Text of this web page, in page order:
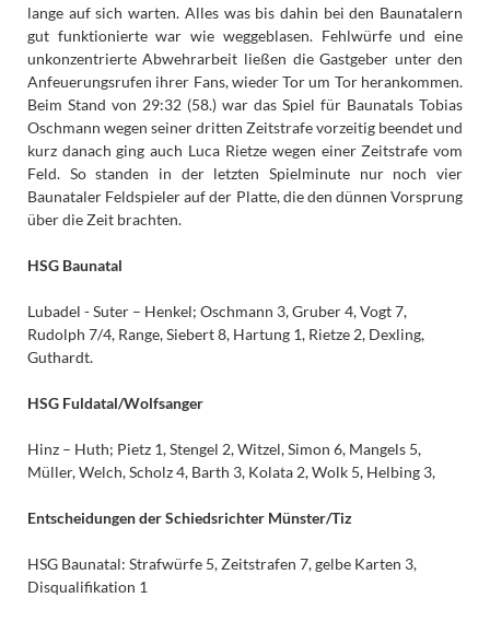
lange auf sich warten. Alles was bis dahin bei den Baunatalern
gut funktionierte war wie weggeblasen. Fehlwürfe und eine
unkonzentrierte Abwehrarbeit ließen die Gastgeber unter den
Anfeuerungsrufen ihrer Fans, wieder Tor um Tor herankommen.
Beim Stand von 29:32 (58.) war das Spiel für Baunatals Tobias
Oschmann wegen seiner dritten Zeitstrafe vorzeitig beendet und
kurz danach ging auch Luca Rietze wegen einer Zeitstrafe vom
Feld. So standen in der letzten Spielminute nur noch vier
Baunataler Feldspieler auf der Platte, die den dünnen Vorsprung
über die Zeit brachten.
HSG Baunatal
Lubadel - Suter – Henkel; Oschmann 3, Gruber 4, Vogt 7,
Rudolph 7/4, Range, Siebert 8, Hartung 1, Rietze 2, Dexling,
Guthardt.
HSG Fuldatal/Wolfsanger
Hinz – Huth; Pietz 1, Stengel 2, Witzel, Simon 6, Mangels 5,
Müller, Welch, Scholz 4, Barth 3, Kolata 2, Wolk 5, Helbing 3,
Entscheidungen der Schiedsrichter Münster/Tiz
HSG Baunatal: Strafwürfe 5, Zeitstrafen 7, gelbe Karten 3,
Disqualifikation 1